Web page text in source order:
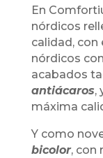
En
nórdicos
calidad,
nórdicos
acabados
antiácaros,
máxima
Y como
bicolor, con